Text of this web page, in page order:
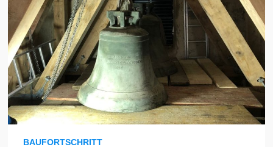
BAUFORTSCHRITT